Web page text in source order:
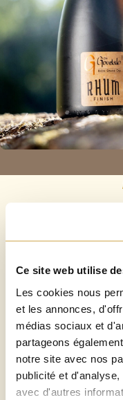
Ce site web utilise
Les cookies nous
et les annonces,
médias sociaux et
partageons
notre site avec nos
publicité et
avec d'autres